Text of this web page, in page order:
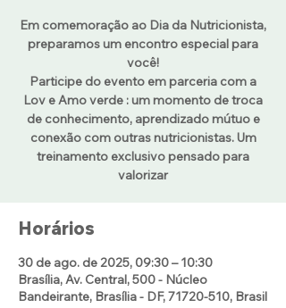
Em comemoração ao Dia da Nutricionista,
preparamos um encontro especial para
você!
Participe do evento em parceria com a
Lov e Amo verde : um momento de troca
de conhecimento, aprendizado mútuo e
conexão com outras nutricionistas. Um
treinamento exclusivo pensado para
valorizar
Horários
30 de ago. de 2025, 09:30 – 10:30
Brasília, Av. Central, 500 - Núcleo
Bandeirante, Brasília - DF, 71720-510, Brasil